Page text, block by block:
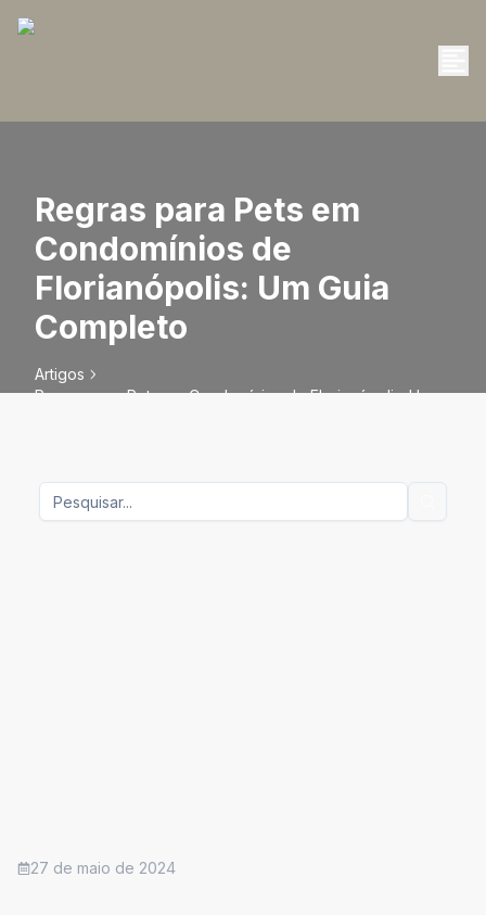
Regras para Pets em
Condomínios de
Florianópolis: Um Guia
Completo
Artigos
Regras para Pets em Condomínios de Florianópolis: Um
27 de maio de 2024